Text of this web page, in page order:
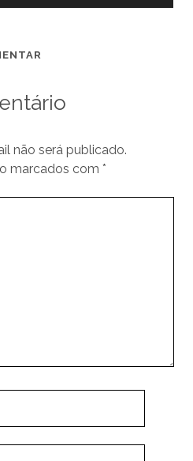
não será publicado.
marcados com *